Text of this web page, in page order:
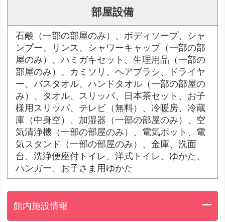
部屋設備
石鹸（一部の部屋のみ）、ボディソープ、シャ
ンプー、リンス、シャワーキャップ（一部の部
屋のみ）、ハミガキセット、生理用品（一部の
部屋のみ）、カミソリ、ヘアブラシ、ドライヤ
ー、バスタオル、ハンドタオル（一部の部屋の
み）、タオル、スリッパ、日本茶セット、お子
様用スリッパ、テレビ（無料）、冷暖房、冷蔵
庫（中身空）、加湿器（一部の部屋のみ）、空
気清浄機（一部の部屋のみ）、電気ポット、電
気スタンド（一部の部屋のみ）、金庫、洗面
台、洗浄便座付トイレ、洋式トイレ、ゆかた、
ハンガー、お子さま用ゆかた
館内施設情報